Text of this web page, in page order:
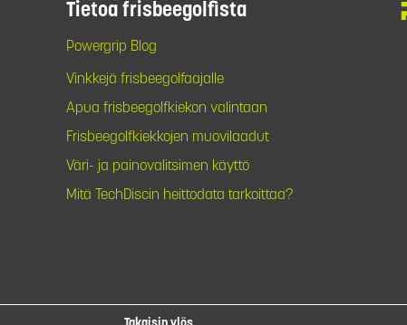
Tietoa frisbeegolfista
Powergrip Blog
Vinkkejä frisbeegolfaajalle
Apua frisbeegolfkiekon valintaan
Frisbeegolfkiekkojen muovilaadut
Väri- ja painovalitsimen käyttö
Mitä TechDiscin heittodata tarkoittaa?